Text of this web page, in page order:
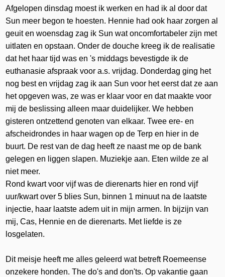
Afgelopen dinsdag moest ik werken en had ik al door dat
Sun meer begon te hoesten. Hennie had ook haar zorgen al
geuit en woensdag zag ik Sun wat oncomfortabeler zijn met
uitlaten en opstaan. Onder de douche kreeg ik de realisatie
dat het haar tijd was en 's middags bevestigde ik de
euthanasie afspraak voor a.s. vrijdag. Donderdag ging het
nog best en vrijdag zag ik aan Sun voor het eerst dat ze aan
het opgeven was, ze was er klaar voor en dat maakte voor
mij de beslissing alleen maar duidelijker. We hebben
gisteren ontzettend genoten van elkaar. Twee ere- en
afscheidrondes in haar wagen op de Terp en hier in de
buurt. De rest van de dag heeft ze naast me op de bank
gelegen en liggen slapen. Muziekje aan. Eten wilde ze al
niet meer.
Rond kwart voor vijf was de dierenarts hier en rond vijf
uur/kwart over 5 blies Sun, binnen 1 minuut na de laatste
injectie, haar laatste adem uit in mijn armen. In bijzijn van
mij, Cas, Hennie en de dierenarts. Met liefde is ze
losgelaten.
Dit meisje heeft me alles geleerd wat betreft Roemeense
onzekere honden. The do's and don'ts. Op vakantie gaan